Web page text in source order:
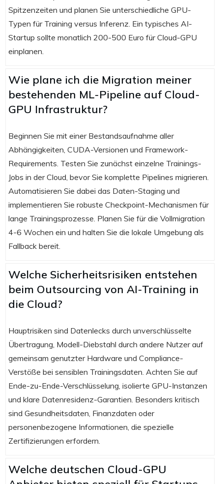
Spitzenzeiten und planen Sie unterschiedliche GPU-
Typen für Training versus Inferenz. Ein typisches AI-
Startup sollte monatlich 200-500 Euro für Cloud-GPU
einplanen.
Wie plane ich die Migration meiner
bestehenden ML-Pipeline auf Cloud-
GPU Infrastruktur?
Beginnen Sie mit einer Bestandsaufnahme aller
Abhängigkeiten, CUDA-Versionen und Framework-
Requirements. Testen Sie zunächst einzelne Trainings-
Jobs in der Cloud, bevor Sie komplette Pipelines migrieren.
Automatisieren Sie dabei das Daten-Staging und
implementieren Sie robuste Checkpoint-Mechanismen für
lange Trainingsprozesse. Planen Sie für die Vollmigration
4-6 Wochen ein und halten Sie die lokale Umgebung als
Fallback bereit.
Welche Sicherheitsrisiken entstehen
beim Outsourcing von AI-Training in
die Cloud?
Hauptrisiken sind Datenlecks durch unverschlüsselte
Übertragung, Modell-Diebstahl durch andere Nutzer auf
gemeinsam genutzter Hardware und Compliance-
Verstöße bei sensiblen Trainingsdaten. Achten Sie auf
Ende-zu-Ende-Verschlüsselung, isolierte GPU-Instanzen
und klare Datenresidenz-Garantien. Besonders kritisch
sind Gesundheitsdaten, Finanzdaten oder
personenbezogene Informationen, die spezielle
Zertifizierungen erfordern.
Welche deutschen Cloud-GPU